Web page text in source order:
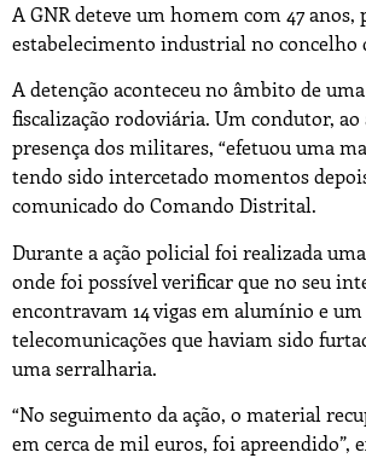
A GNR deteve um homem com 47
estabelecimento industrial no concelho
A detenção aconteceu no âmbito de
fiscalização rodoviária. Um condutor, ao
presença dos militares, “efetuou uma
tendo sido intercetado momentos
comunicado do Comando Distrital.
Durante a ação policial foi realizada
onde foi possível verificar que no seu
encontravam 14 vigas em alumínio e
telecomunicações que haviam sido
uma serralharia.
“No seguimento da ação, o material
em cerca de mil euros, foi apreendido”,